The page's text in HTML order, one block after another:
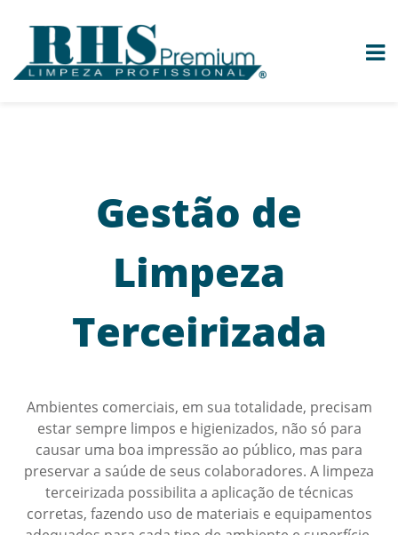
Gestão de
Limpeza
Terceirizada
Ambientes comerciais, em sua totalidade, precisam
estar sempre limpos e higienizados, não só para
causar uma boa impressão ao público, mas para
preservar a saúde de seus colaboradores. A limpeza
terceirizada possibilita a aplicação de técnicas
corretas, fazendo uso de materiais e equipamentos